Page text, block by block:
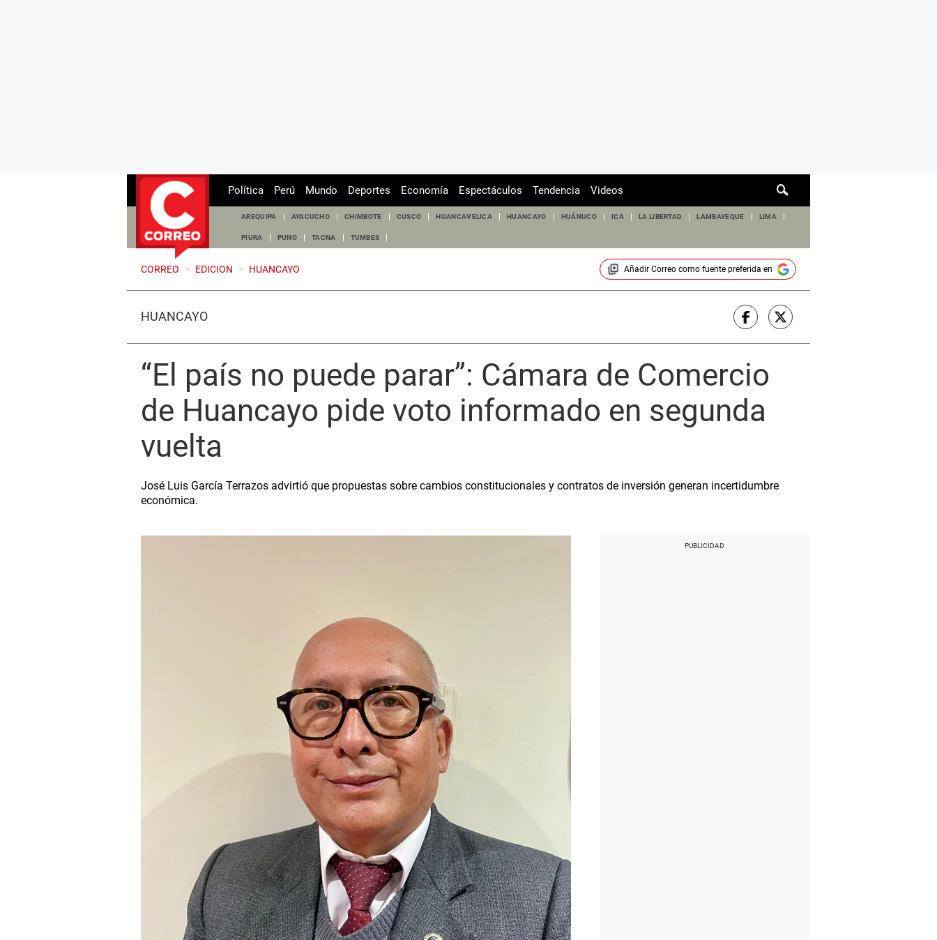
de
Política Perú Mundo Deportes Economía Espectáculos Tendencia Videos
AREQUIPA AYACUCHO CHIMBOTE CUSCO HUANCAVELICA HUANCAYO HUÁNUCO ICA LA LIBERTAD LAMBAYEQUE LIMA
PIURA PUNO TACNA TUMBES
CORREO > EDICION > HUANCAYO Añadir Correocomo fuente preferida en
HUANCAYO
“El país no puede parar”: Cámara de Comercio
de Huancayo pide voto informado en segunda
vuelta
José Luis García Terrazos advirtió que propuestas sobre cambios constitucionales y contratos de inversión generan incertidumbre
económica.